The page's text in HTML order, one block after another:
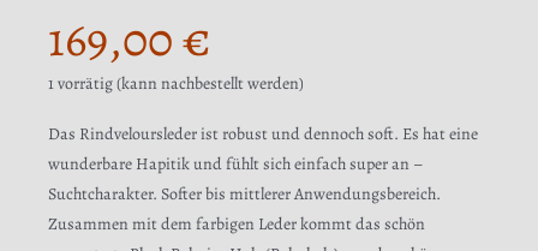
169,00€
1 vorrätig (kann nachbestellt werden)
Das Rindveloursleder ist robust und dennoch soft. Es hat eine
wunderbare Hapitik und fühlt sich einfach super an –
Suchtcharakter. Softer bis mittlerer Anwendungsbereich.
Zusammen mit dem farbigen Leder kommt das schön